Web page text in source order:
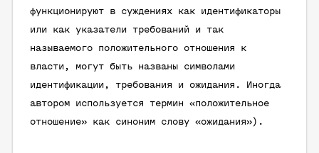
функционируют в суждениях как идентификаторы
или как указатели требований и так
называемого положительного отношения к
власти, могут быть названы символами
идентификации, требования и ожидания. Иногда
автором используется термин «положительное
отношение» как синоним слову «ожидания»).